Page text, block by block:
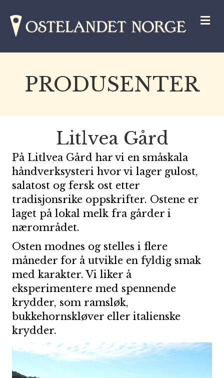
PRODUSENTER
Litlvea Gård
På Litlvea Gård har vi en småskala
håndverksysteri hvor vi lager gulost,
salatost og fersk ost etter
tradisjonsrike oppskrifter. Ostene er
laget på lokal melk fra gårder i
nærområdet.
Osten modnes og stelles i flere
måneder for å utvikle en fyldig smak
med karakter. Vi liker å
eksperimentere med spennende
krydder, som ramsløk,
bukkehornskløver eller italienske
krydder.